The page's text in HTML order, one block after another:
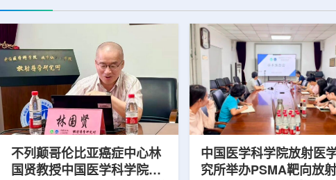
不列颠哥伦比亚癌症中心林
国贤教授中国医学科学院放
中国医学科学院放射医
究所举办PSMA靶向放